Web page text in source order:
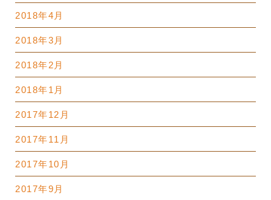
2018年4月
2018年3月
2018年2月
2018年1月
2017年12月
2017年11月
2017年10月
2017年9月